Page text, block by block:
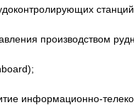
производством
информационно-